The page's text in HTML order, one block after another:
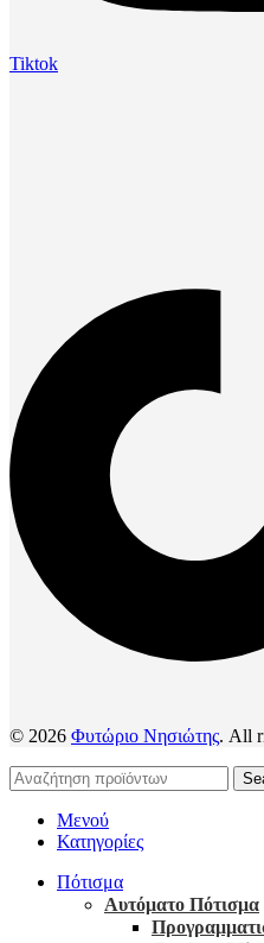
Tiktok
© 2026 Φυτώριο Νησιώτης. All
Μενού
Κατηγορίες
Πότισμα
Αυτόματο Πότισμα